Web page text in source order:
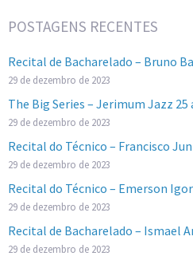
POSTAGENS RECENTES
Recital de Bacharelado – Bruno
29 de dezembro de 2023
The Big Series – Jerimum Jazz 25
29 de dezembro de 2023
Recital do Técnico – Francisco
29 de dezembro de 2023
Recital do Técnico – Emerson
29 de dezembro de 2023
Recital de Bacharelado – Ismael
29 de dezembro de 2023